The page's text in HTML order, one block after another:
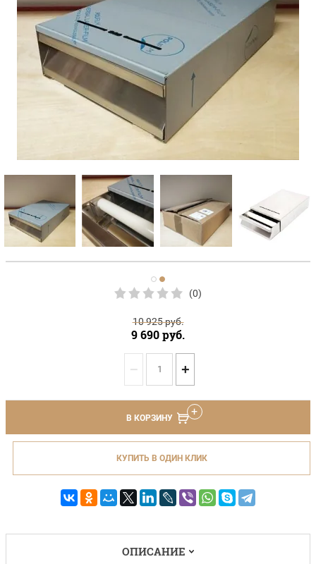
(0)
10 925руб.
9 690руб.
− +
В КОРЗИНУ
КУПИТЬ В ОДИН КЛИК
ОПИСАНИЕ